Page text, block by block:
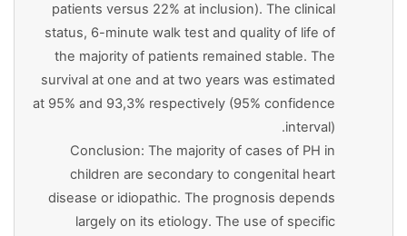
patients versus 22% at inclusion). The clinical
status, 6-minute walk test and quality of life of
the majority of patients remained stable. The
survival at one and at two years was estimated
at 95% and 93,3% respectively (95% confidence
interval).
Conclusion: The majority of cases of PH in
children are secondary to congenital heart
disease or idiopathic. The prognosis depends
largely on its etiology. The use of specific